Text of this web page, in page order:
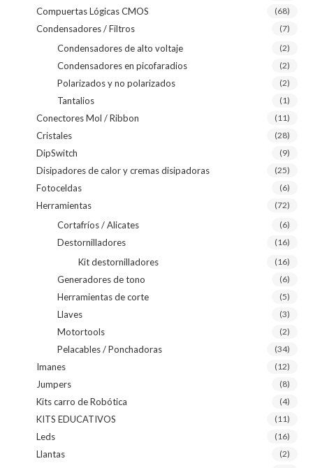
Compuertas Lógicas CMOS (68)
Condensadores / Filtros (7)
Condensadores de alto voltaje (2)
Condensadores en picofaradios (2)
Polarizados y no polarizados (2)
Tantalios (1)
Conectores Mol / Ribbon (11)
Cristales (28)
DipSwitch (9)
Disipadores de calor y cremas disipadoras (25)
Fotoceldas (6)
Herramientas (72)
Cortafríos / Alicates (6)
Destornilladores (16)
Kit destornilladores (16)
Generadores de tono (6)
Herramientas de corte (5)
Llaves (3)
Motortools (2)
Pelacables / Ponchadoras (34)
Imanes (12)
Jumpers (8)
Kits carro de Robótica (4)
KITS EDUCATIVOS (11)
Leds (16)
Llantas (2)